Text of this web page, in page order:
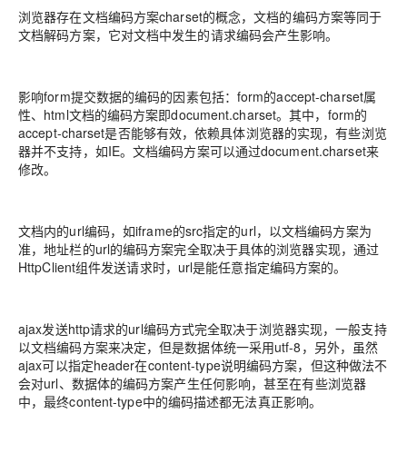
浏览器存在文档编码方案charset的概念，文档的编码方案等同于
文档解码方案，它对文档中发生的请求编码会产生影响。
影响form提交数据的编码的因素包括：form的accept-charset属
性、html文档的编码方案即document.charset。其中，form的
accept-charset是否能够有效，依赖具体浏览器的实现，有些浏览
器并不支持，如IE。文档编码方案可以通过document.charset来
修改。
文档内的url编码，如iframe的src指定的url，以文档编码方案为
准，地址栏的url的编码方案完全取决于具体的浏览器实现，通过
HttpClient组件发送请求时，url是能任意指定编码方案的。
ajax发送http请求的url编码方式完全取决于浏览器实现，一般支持
以文档编码方案来决定，但是数据体统一采用utf-8，另外，虽然
ajax可以指定header在content-type说明编码方案，但这种做法不
会对url、数据体的编码方案产生任何影响，甚至在有些浏览器
中，最终content-type中的编码描述都无法真正影响。